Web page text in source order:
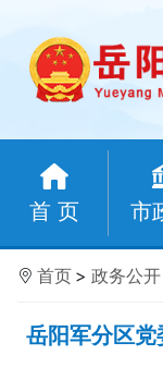
首 页 市
首页 > 政务公开
岳阳军分区